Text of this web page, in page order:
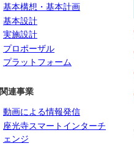
基本構想・基本計画
基本設計
実施設計
プロポーザル
プラットフォーム
関連事業
動画による情報発信
座光寺スマートインターチ
ェンジ